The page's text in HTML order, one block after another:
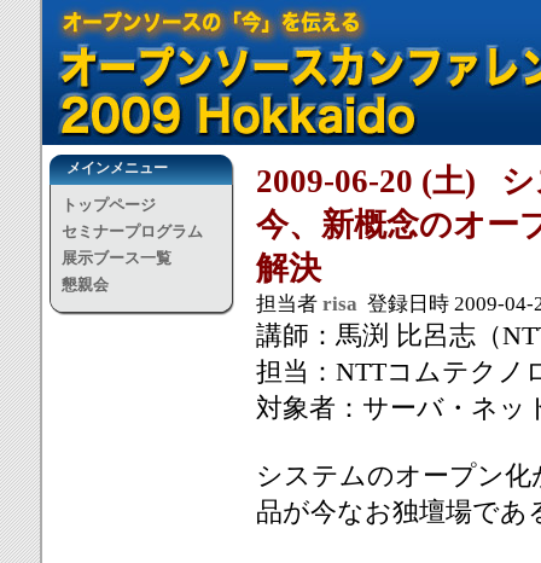
メインメニュー
トップページ
セミナープログラム
展示ブース一覧
懇親会
2009-06-20 (土)
今、新概念のオー
解決
担当者 risa 登録日時 2009-04-
講師：馬渕 比呂志（
担当：NTTコムテクノ
対象者：サーバ・ネッ
システムのオープン化
品が今なお独壇場であ